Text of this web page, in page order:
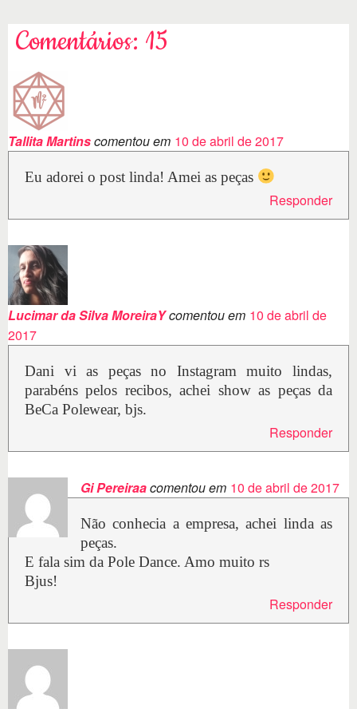
Comentários: 15
Tallita Martinscomentou em 10 de abril de 2017
Eu adorei o post linda! Amei as peças
Responder
Lucimar da Silva MoreiraYcomentou em 10 de abril de
2017
Dani vi as peças no Instagram muito lindas,
parabéns pelos recibos, achei show as peças da
BeCa Polewear, bjs.
Responder
Gi Pereiraacomentou em 10 de abril de 2017
Não conhecia a empresa, achei linda as
peças.
E fala sim da Pole Dance. Amo muito rs
Bjus!
Responder